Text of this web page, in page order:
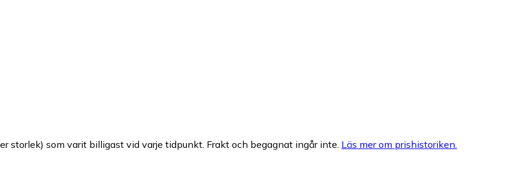
storlek) som varit billigast vid varje tidpunkt. Frakt och begagnat ingår inte. Läs mer om prishistoriken.